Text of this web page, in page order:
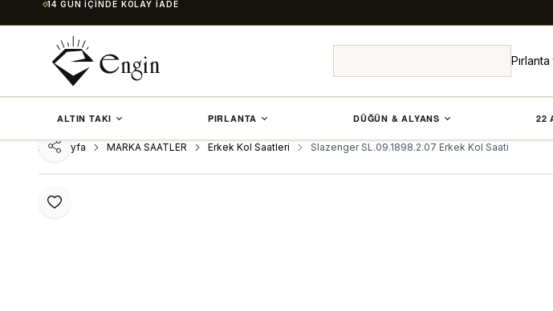
14 GÜN İÇINDE KOLAY İADE
ALTIN TAKI PIRLANTA DÜĞÜN & ALYANS 22
Ana Sayfa MARKA SAATLER Erkek Kol Saatleri Slazenger SL.09.1898.2.07 Erkek Kol Saati
Favoriye Ekle
Paylaş